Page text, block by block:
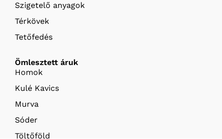
Szigetelő anyagok
Térkövek
Tetőfedés
Ömlesztett áruk
Homok
Kulé Kavics
Murva
Sóder
Töltőföld